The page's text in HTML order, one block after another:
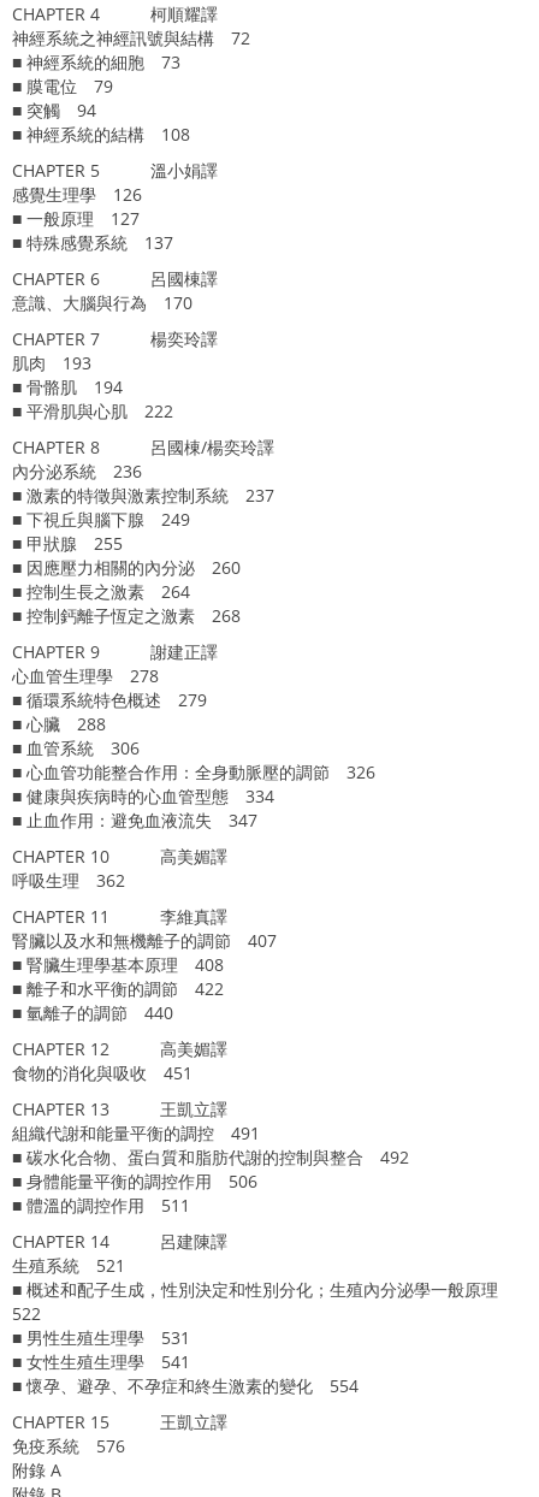
CHAPTER 4 柯順耀譯
神經系統之神經訊號與結構 72
■ 神經系統的細胞 73
■ 膜電位 79
■ 突觸 94
■ 神經系統的結構 108
CHAPTER 5 溫小娟譯
感覺生理學 126
■ 一般原理 127
■ 特殊感覺系統 137
CHAPTER 6 呂國棟譯
意識、大腦與行為 170
CHAPTER 7 楊奕玲譯
肌肉 193
■ 骨骼肌 194
■ 平滑肌與心肌 222
CHAPTER 8 呂國棟/楊奕玲譯
內分泌系統 236
■ 激素的特徵與激素控制系統 237
■ 下視丘與腦下腺 249
■ 甲狀腺 255
■ 因應壓力相關的內分泌 260
■ 控制生長之激素 264
■ 控制鈣離子恆定之激素 268
CHAPTER 9 謝建正譯
心血管生理學 278
■ 循環系統特色概述 279
■ 心臟 288
■ 血管系統 306
■ 心血管功能整合作用：全身動脈壓的調節 326
■ 健康與疾病時的心血管型態 334
■ 止血作用：避免血液流失 347
CHAPTER 10 高美媚譯
呼吸生理 362
CHAPTER 11 李維真譯
腎臟以及水和無機離子的調節 407
■ 腎臟生理學基本原理 408
■ 離子和水平衡的調節 422
■ 氫離子的調節 440
CHAPTER 12 高美媚譯
食物的消化與吸收 451
CHAPTER 13 王凱立譯
組織代謝和能量平衡的調控 491
■ 碳水化合物、蛋白質和脂肪代謝的控制與整合 492
■ 身體能量平衡的調控作用 506
■ 體溫的調控作用 511
CHAPTER 14 呂建陳譯
生殖系統 521
■ 概述和配子生成，性別決定和性別分化；生殖內分泌學一般原理
522
■ 男性生殖生理學 531
■ 女性生殖生理學 541
■ 懷孕、避孕、不孕症和終生激素的變化 554
CHAPTER 15 王凱立譯
免疫系統 576
附錄 A